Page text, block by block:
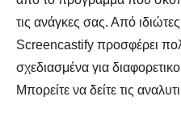
τις ανάγκες σας. Από
Screencastify προσφέρει
σχεδιασμένα για
Μπορείτε να δείτε τις